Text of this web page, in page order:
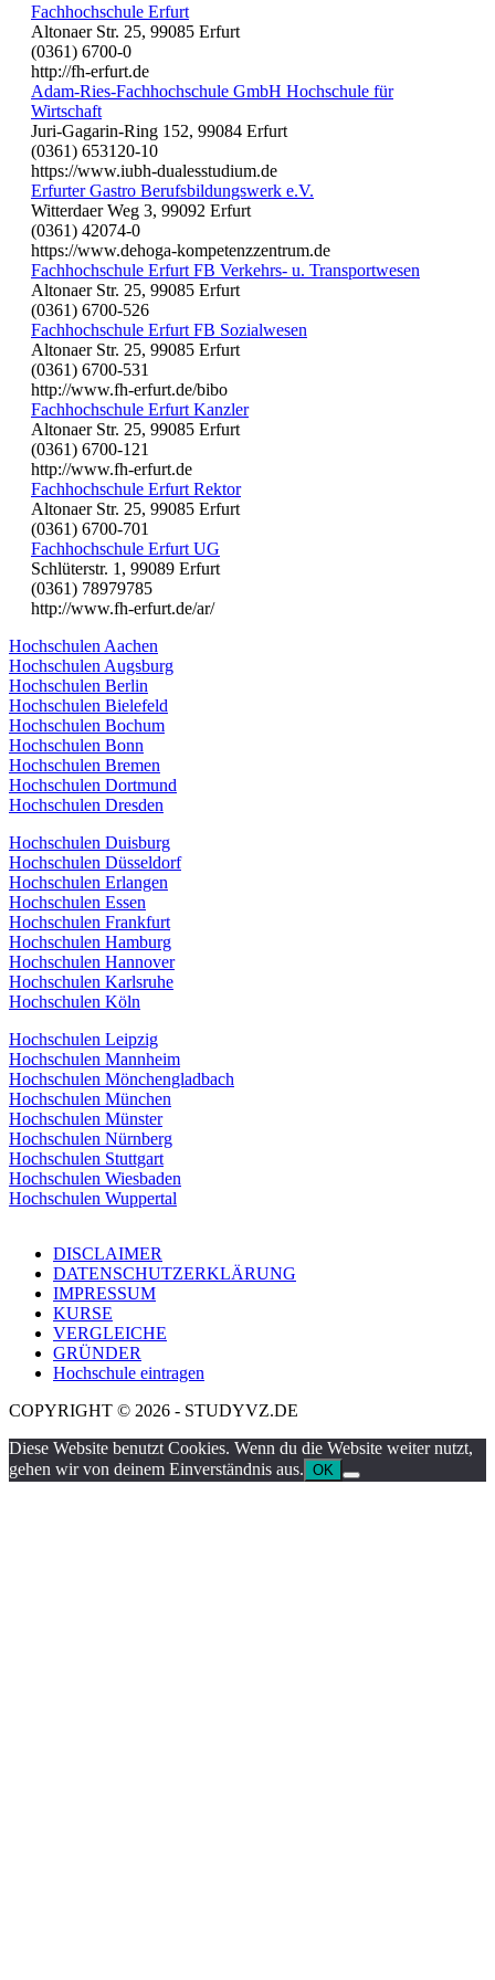
Fachhochschule Erfurt
Altonaer Str. 25, 99085 Erfurt
(0361) 6700-0
http://fh-erfurt.de
Adam-Ries-Fachhochschule GmbH Hochschule für
Wirtschaft
Juri-Gagarin-Ring 152, 99084 Erfurt
(0361) 653120-10
https://www.iubh-dualesstudium.de
Erfurter Gastro Berufsbildungswerk e.V.
Witterdaer Weg 3, 99092 Erfurt
(0361) 42074-0
https://www.dehoga-kompetenzzentrum.de
Fachhochschule Erfurt FB Verkehrs- u. Transportwesen
Altonaer Str. 25, 99085 Erfurt
(0361) 6700-526
Fachhochschule Erfurt FB Sozialwesen
Altonaer Str. 25, 99085 Erfurt
(0361) 6700-531
http://www.fh-erfurt.de/bibo
Fachhochschule Erfurt Kanzler
Altonaer Str. 25, 99085 Erfurt
(0361) 6700-121
http://www.fh-erfurt.de
Fachhochschule Erfurt Rektor
Altonaer Str. 25, 99085 Erfurt
(0361) 6700-701
Fachhochschule Erfurt UG
Schlüterstr. 1, 99089 Erfurt
(0361) 78979785
http://www.fh-erfurt.de/ar/
Hochschulen Aachen
Hochschulen Augsburg
Hochschulen Berlin
Hochschulen Bielefeld
Hochschulen Bochum
Hochschulen Bonn
Hochschulen Bremen
Hochschulen Dortmund
Hochschulen Dresden
Hochschulen Duisburg
Hochschulen Düsseldorf
Hochschulen Erlangen
Hochschulen Essen
Hochschulen Frankfurt
Hochschulen Hamburg
Hochschulen Hannover
Hochschulen Karlsruhe
Hochschulen Köln
Hochschulen Leipzig
Hochschulen Mannheim
Hochschulen Mönchengladbach
Hochschulen München
Hochschulen Münster
Hochschulen Nürnberg
Hochschulen Stuttgart
Hochschulen Wiesbaden
Hochschulen Wuppertal
DISCLAIMER
DATENSCHUTZERKLÄRUNG
IMPRESSUM
KURSE
VERGLEICHE
GRÜNDER
Hochschule eintragen
COPYRIGHT © 2026 - STUDYVZ.DE
Diese Website benutzt Cookies. Wenn du die Website weiter nutzt,
gehen wir von deinem Einverständnis aus. OK